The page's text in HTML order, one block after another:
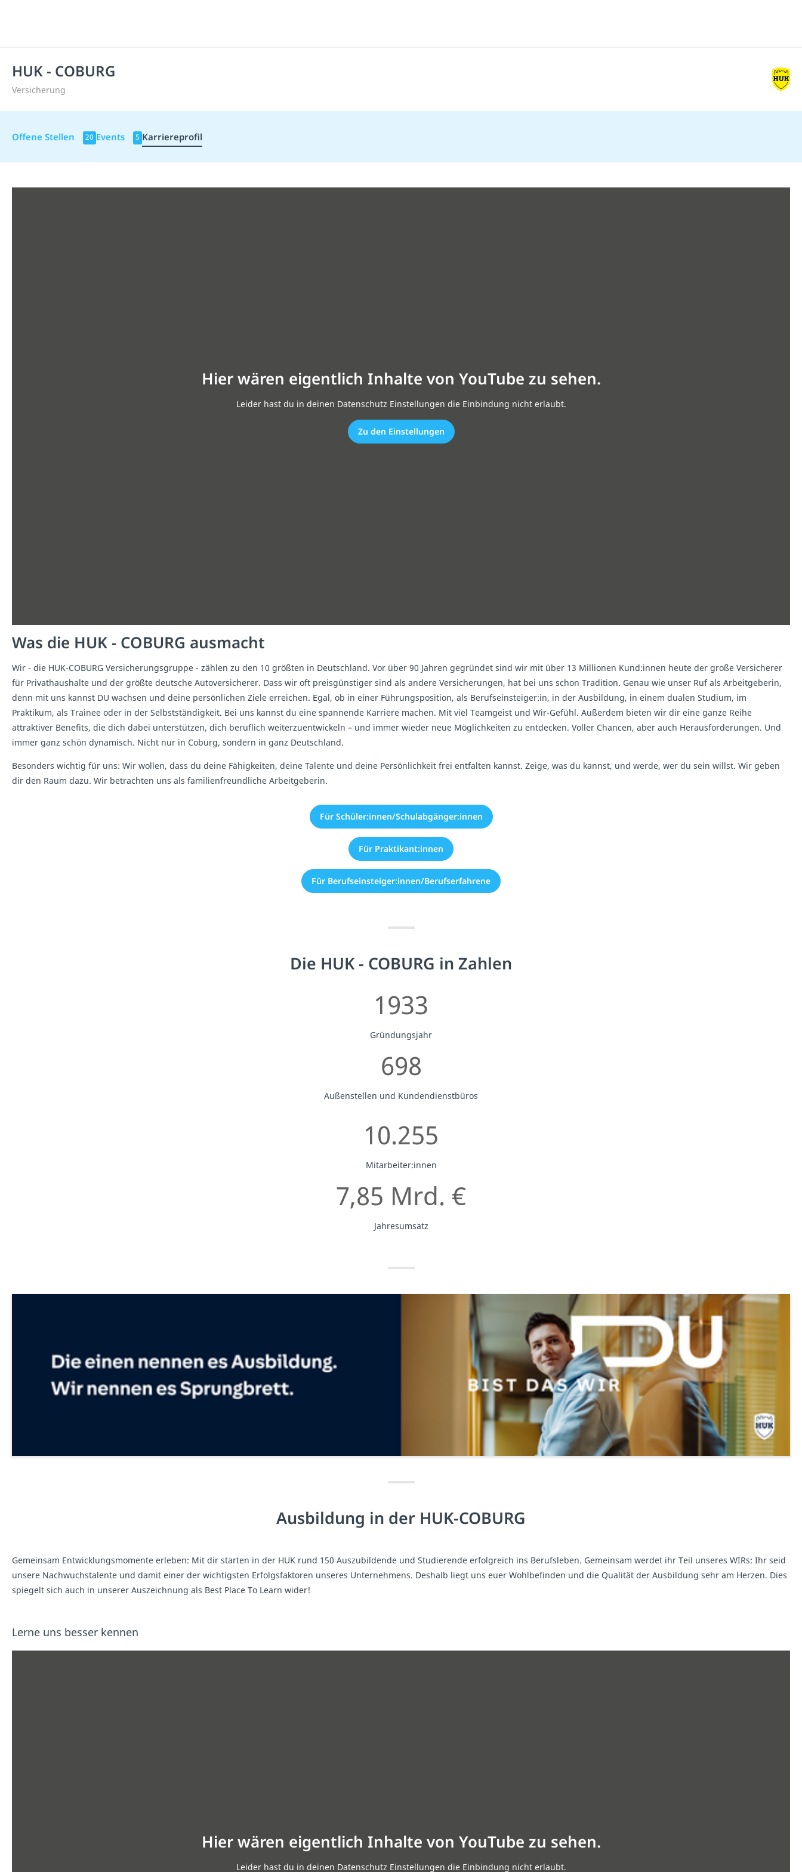
HUK - COBURG
Versicherung
Offene Stellen 20 Events 5 Karriereprofil
Was die HUK - COBURG ausmacht
Wir - die HUK-COBURG Versicherungsgruppe - zählen zu den 10 größten in Deutschland. Vor über 90 Jahren gegründet sind wir mit über 13 Millionen Kund:innen heute der große Versicherer
für Privathaushalte und der größte deutsche Autoversicherer. Dass wir oft preisgünstiger sind als andere Versicherungen, hat bei uns schon Tradition. Genau wie unser Ruf als Arbeitgeberin,
denn mit uns kannst DU wachsen und deine persönlichen Ziele erreichen. Egal, ob in einer Führungsposition, als Berufseinsteiger:in, in der Ausbildung, in einem dualen Studium, im
Praktikum, als Trainee oder in der Selbstständigkeit. Bei uns kannst du eine spannende Karriere machen. Mit viel Teamgeist und Wir-Gefühl. Außerdem bieten wir dir eine ganze Reihe
attraktiver Benefits, die dich dabei unterstützen, dich beruflich weiterzuentwickeln – und immer wieder neue Möglichkeiten zu entdecken. Voller Chancen, aber auch Herausforderungen. Und
immer ganz schön dynamisch. Nicht nur in Coburg, sondern in ganz Deutschland.
Besonders wichtig für uns: Wir wollen, dass du deine Fähigkeiten, deine Talente und deine Persönlichkeit frei entfalten kannst. Zeige, was du kannst, und werde, wer du sein willst. Wir geben
dir den Raum dazu. Wir betrachten uns als familienfreundliche Arbeitgeberin.
Für Schüler:innen/Schulabgänger:innen
Für Praktikant:innen
Für Berufseinsteiger:innen/Berufserfahrene
Hier wären eigentlich Inhalte von YouTube zu sehen.
Leider hast du in deinen Datenschutz Einstellungen die Einbindung nicht erlaubt.
Zu den Einstellungen
Die HUK - COBURG in Zahlen
1933
Gründungsjahr
698
Außenstellen und Kundendienstbüros
10.255
Mitarbeiter:innen
7,85 Mrd. €
Jahresumsatz
Ausbildung in der HUK-COBURG
Gemeinsam Entwicklungsmomente erleben: Mit dir starten in der HUK rund 150 Auszubildende und Studierende erfolgreich ins Berufsleben. Gemeinsam werdet ihr Teil unseres WIRs: Ihr seid
unsere Nachwuchstalente und damit einer der wichtigsten Erfolgsfaktoren unseres Unternehmens. Deshalb liegt uns euer Wohlbefinden und die Qualität der Ausbildung sehr am Herzen. Dies
spiegelt sich auch in unserer Auszeichnung als Best Place To Learn wider!
Lerne uns besser kennen
Hier wären eigentlich Inhalte von YouTube zu sehen.
Leider hast du in deinen Datenschutz Einstellungen die Einbindung nicht erlaubt.